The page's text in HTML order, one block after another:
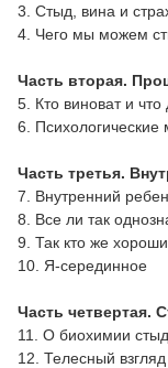
3. Стыд, вина и
4. Чего мы можем
Часть вторая.
5. Кто виноват и что
6. Психологические
Часть третья.
7. Внутренний
8. Все ли так
9. Так кто же
10. Я-серединное
Часть четвертая.
11. О биохимии
12. Телесный